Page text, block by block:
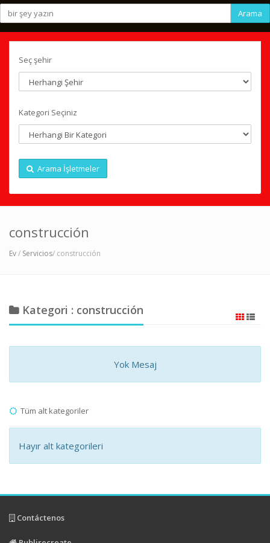
Arama
Seç şehir
Kategori Seçiniz
Arama İşletmeler
construcción
Ev/ Servicios/ construcción
Kategori : construcción
Yok Mesaj
Tüm alt kategoriler
Hayır alt kategorileri
Contáctenos